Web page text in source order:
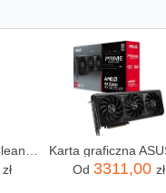
Xiaomi Vacuum Cleaner G20 Lite
zł
Od 3311,00 zł